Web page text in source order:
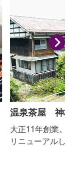
花や、渡良瀬川
雄大な景色が堪
によってさまざ
温泉茶屋 神
大正11年創業。
リニューアルし